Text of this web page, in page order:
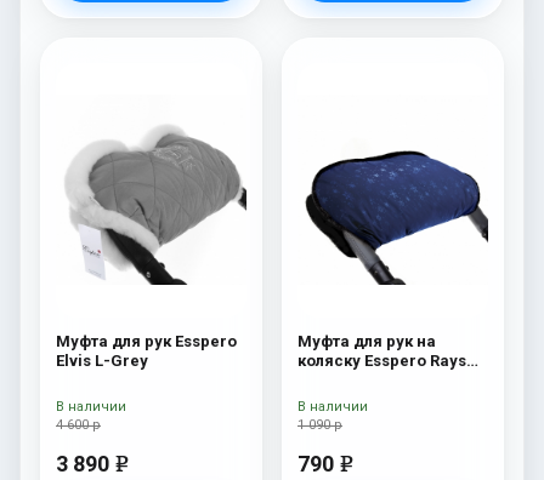
Муфта для рук Esspero
Elvis L-Grey
4 600 р
3 890 e
В наличии
Муфта для рук на
коляску Esspero Rays
1 090 р
790 e
В наличии